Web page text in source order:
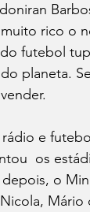
rico o
futebol
planeta.
e
os
o